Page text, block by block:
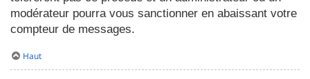
modérateur pourra vous sanctionner en abaissant votre
compteur de messages.
Haut